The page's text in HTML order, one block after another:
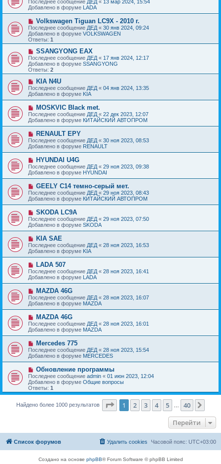
н
и
е
о
б
е
н
и
е
в
о
е
о
о
б
е
н
и
е
Последнее сообщение ДЕД « 13 мар 2024, 15:54
Добавлено в форуме LADA
Н
о
в
о
е
с
о
о
б
щ
е
н
и
е
Volkswagen Tiguan LC9X - 2010 г.
Последнее сообщение ДЕД « 30 янв 2024, 09:24
Добавлено в форуме VOLKSWAGEN
Ответы: 1
Н
о
в
о
е
с
о
о
б
е
н
и
е
SSANGYONG EAX
Последнее сообщение ДЕД « 17 янв 2024, 12:17
Добавлено в форуме SSANGYONG
Ответы: 2
Н
о
в
о
е
с
о
о
б
щ
е
н
и
е
KIA N4U
Последнее сообщение ДЕД « 04 янв 2024, 13:35
Добавлено в форуме KIA
Н
о
в
о
е
с
о
о
б
щ
е
н
и
е
MOSKVIC Black met.
Последнее сообщение ДЕД « 22 дек 2023, 12:07
Добавлено в форуме КИТАЙСКИЙ АВТОПРОМ
Н
о
в
о
е
с
о
о
б
щ
е
н
и
е
RENAULT EPY
Последнее сообщение ДЕД « 30 ноя 2023, 08:53
Добавлено в форуме RENAULT
Н
о
в
о
с
о
о
б
щ
е
н
и
е
HYUNDAI U4G
Последнее сообщение ДЕД « 29 ноя 2023, 09:38
Добавлено в форуме HYUNDAI
Н
о
в
о
е
с
о
о
б
щ
е
н
и
е
GEELY C14 темно-серый мет.
Последнее сообщение ДЕД « 29 ноя 2023, 08:43
Добавлено в форуме КИТАЙСКИЙ АВТОПРОМ
Н
о
в
о
е
с
о
о
б
е
н
и
е
SKODA LC9A
Последнее сообщение ДЕД « 29 ноя 2023, 07:50
Добавлено в форуме SKODA
Н
о
в
о
е
с
о
о
б
щ
е
н
и
е
KIA SAE
Последнее сообщение ДЕД « 28 ноя 2023, 16:53
Добавлено в форуме KIA
Н
о
в
о
е
с
о
о
б
щ
е
н
и
е
LADA 507
Последнее сообщение ДЕД « 28 ноя 2023, 16:41
Добавлено в форуме LADA
Н
о
в
о
е
с
о
о
б
щ
е
н
и
е
MAZDA 46G
Последнее сообщение ДЕД « 28 ноя 2023, 16:07
Добавлено в форуме MAZDA
Н
о
в
о
е
с
о
о
б
щ
е
н
и
е
MAZDA 46G
Последнее сообщение ДЕД « 28 ноя 2023, 16:01
Добавлено в форуме MAZDA
Н
о
в
о
с
о
о
б
щ
н
Mercedes 775
Последнее сообщение ДЕД « 28 ноя 2023, 15:54
Добавлено в форуме MERCEDES
Н
о
в
о
е
о
н
е
Обновление программы
Последнее сообщение admin « 01 июн 2023, 12:04
Добавлено в форуме Общие вопросы
Ответы: 1
Найдено более 1000 результатов Страница из 40
1 2 3 4 5 40
Перейти
Список форумов Часовой пояс: UTC+03:00
Удалить cookies
Создано на основе phpBB® Forum Software © phpBB Limited